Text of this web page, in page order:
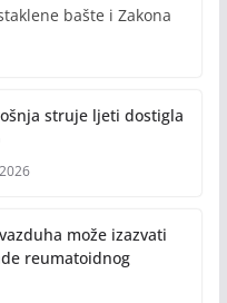
bašte i Zakona
struje ljeti dostigla
može izazvati
reumatoidnog